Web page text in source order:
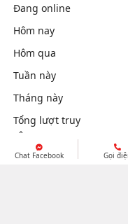
Đang online
Hôm nay
Hôm qua
Tuần này
Tháng này
Tổng lượt truy
cập
Mua bán linh kiện máy
Chat Facebook Gọi